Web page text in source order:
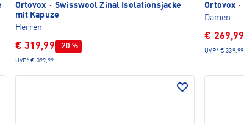
Ortovox · Swisswool Zinal Isolationsjacke
mit Kapuze
Herren
€ 319,99 -20 %
UVP* € 399,99
Ortovox ·
Damen
€ 269,99
UVP* € 339,99